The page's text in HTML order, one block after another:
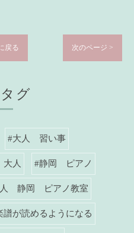
戻る 次のページ >
グ
#大人 習い事
人 #静岡 ピアノ
静岡 ピアノ教室
譜が読めるようになる